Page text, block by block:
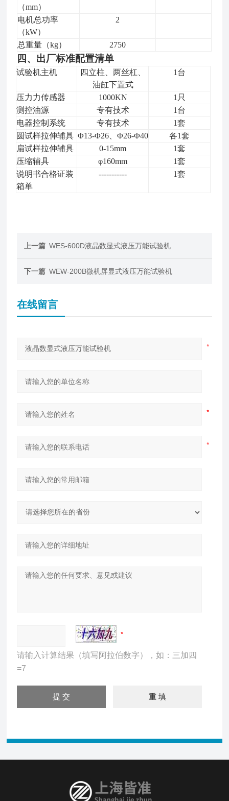
（mm）
电机总功率
（kW）
2
总重量（kg） 2750
四、出厂标准配置清单
试验机主机
四立柱、两丝杠、
油缸下置式
1 台
压力力传感器 1000KN 1 只
测控油源
专有技术 1 台
电器控制系统
专有技术 1套
圆试样拉伸辅具 Φ13-Φ26、 Φ26-Φ40 各1套
扁试样拉伸辅具
0-15mm 1套
压缩辅具
φ160mm 1套
说明书合格证装
箱单
----------- 1套
上一篇 WES-600D液晶数显式液压万能试验机
下一篇 WEW-200B微机屏显式液压万能试验机
在线留言
请输入计算结果（填写阿拉伯数字），如：三加四
=7